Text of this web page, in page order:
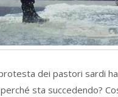
dei pastori sardi
sta succedendo?